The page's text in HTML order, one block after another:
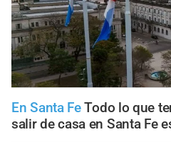
En Santa FeTodo lo que
salir de casa en Santa Fe